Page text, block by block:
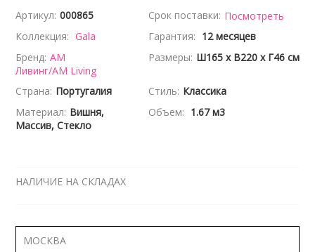
Артикул: 000865 Срок поставки: Посмотреть
Коллекция: Gala Гарантия: 12 месяцев
Бренд: АМ
Ливинг/AM Living
Размеры: Ш165 x В220 x Г46 см
Страна: Португалия Стиль: Классика
Материал: Вишня,
Массив, Стекло
Объем: 1.67 м3
НАЛИЧИЕ НА СКЛАДАХ
МОСКВА